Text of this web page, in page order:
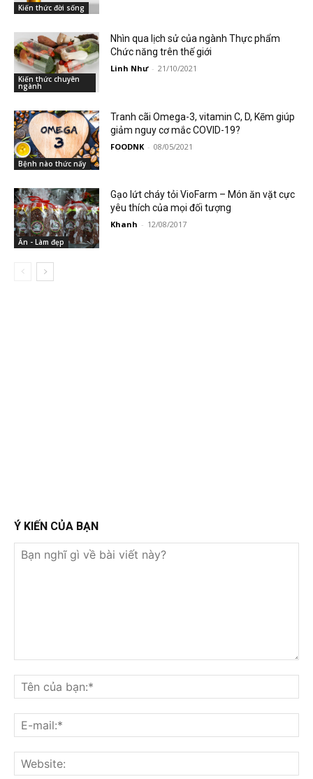
Kiến thức đời sống
Kiến thức chuyên
ngành
Nhìn qua lịch sử của ngành Thực phẩm
Chức năng trên thế giới
Linh Như - 21/10/2021
Bệnh nào thức nấy
Tranh cãi Omega-3, vitamin C, D, Kẽm giúp
giảm nguy cơ mắc COVID-19?
FOODNK - 08/05/2021
Ăn - Làm đẹp
Gạo lứt cháy tỏi VioFarm – Món ăn vặt cực
yêu thích của mọi đối tượng
Khanh - 12/08/2017
Ý KIẾN CỦA BẠN
nghĩ
gì
về
bài
viết
này?